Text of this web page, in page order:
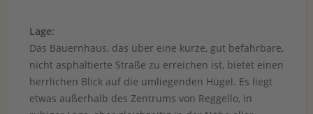
Lage:
Das Bauernhaus, das über eine kurze, gut befahrbare,
nicht asphaltierte Straße zu erreichen ist, bietet einen
herrlichen Blick auf die umliegenden Hügel. Es liegt
etwas außerhalb des Zentrums von Reggello, in